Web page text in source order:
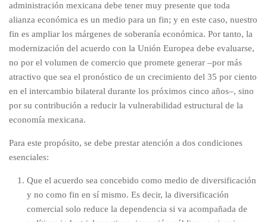
administración mexicana debe tener muy presente que toda
alianza económica es un medio para un fin; y en este caso, nuestro
fin es ampliar los márgenes de soberanía económica. Por tanto, la
modernización del acuerdo con la Unión Europea debe evaluarse,
no por el volumen de comercio que promete generar –por más
atractivo que sea el pronóstico de un crecimiento del 35 por ciento
en el intercambio bilateral durante los próximos cinco años–, sino
por su contribución a reducir la vulnerabilidad estructural de la
economía mexicana.
Para este propósito, se debe prestar atención a dos condiciones
esenciales:
Que el acuerdo sea concebido como medio de diversificación
y no como fin en sí mismo. Es decir, la diversificación
comercial solo reduce la dependencia si va acompañada de